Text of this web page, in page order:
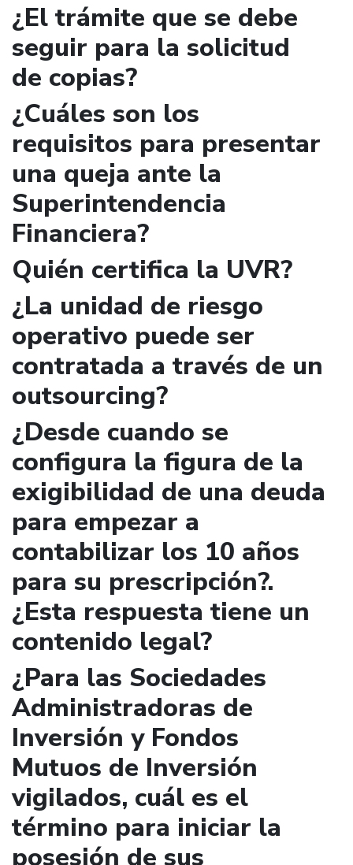
¿El trámite que se debe
seguir para la solicitud
de copias?
¿Cuáles son los
requisitos para presentar
una queja ante la
Superintendencia
Financiera?
Quién certifica la UVR?
¿La unidad de riesgo
operativo puede ser
contratada a través de un
outsourcing?
¿Desde cuando se
configura la figura de la
exigibilidad de una deuda
para empezar a
contabilizar los 10 años
para su prescripción?.
¿Esta respuesta tiene un
contenido legal?
¿Para las Sociedades
Administradoras de
Inversión y Fondos
Mutuos de Inversión
vigilados, cuál es el
término para iniciar la
posesión de sus